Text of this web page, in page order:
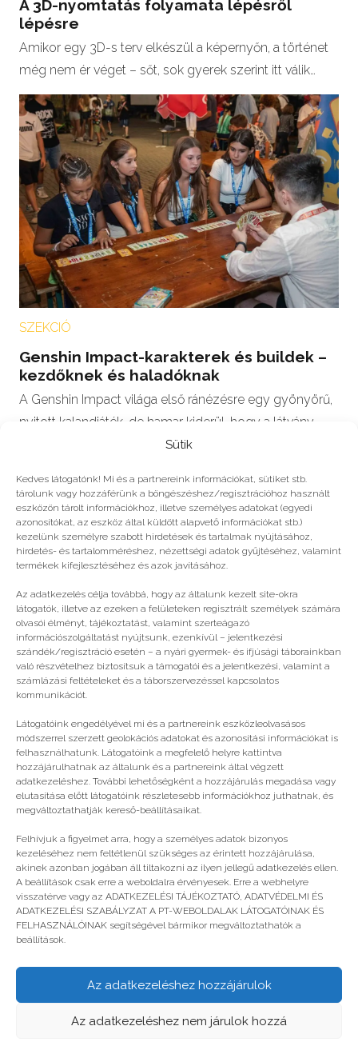
Sütik
Kedves látogatónk! Mi és a partnereink információkat, sütiket stb.
tárolunk vagy hozzáférünk a böngészéshez/regisztrációhoz használt
eszközön tárolt információkhoz, illetve személyes adatokat (egyedi
azonosítókat, az eszköz által küldött alapvető információkat stb.)
kezelünk személyre szabott hirdetések és tartalmak nyújtásához,
hirdetés- és tartalomméréshez, nézettségi adatok gyűjtéséhez, valamint
termékek kifejlesztéséhez és azok javításához.
Az adatkezelés célja továbbá, hogy az általunk kezelt site-okra
látogatók, illetve az ezeken a felületeken regisztrált személyek számára
olvasói élményt, tájékoztatást, valamint szerteágazó
információszolgáltatást nyújtsunk, ezenkívül – jelentkezési
szándék/regisztráció esetén – a nyári gyermek- és ifjúsági táborainkban
való részvételhez biztosítsuk a támogatói és a jelentkezési, valamint a
számlázási feltételeket és a táborszervezéssel kapcsolatos
kommunikációt.
Látogatóink engedélyével mi és a partnereink eszközleolvasásos
módszerrel szerzett geolokációs adatokat és azonosítási információkat is
felhasználhatunk. Látogatóink a megfelelő helyre kattintva
hozzájárulhatnak az általunk és a partnereink által végzett
adatkezeléshez. További lehetőségként a hozzájárulás megadása vagy
elutasítása előtt látogatóink részletesebb információkhoz juthatnak, és
megváltoztathatják kereső-beállításaikat.
Felhívjuk a figyelmet arra, hogy a személyes adatok bizonyos
kezeléséhez nem feltétlenül szükséges az érintett hozzájárulása,
akinek azonban jogában áll tiltakozni az ilyen jellegű adatkezelés ellen.
A beállítások csak erre a weboldalra érvényesek. Erre a webhelyre
visszatérve vagy az ADATKEZELÉSI TÁJÉKOZTATÓ, ADATVÉDELMI ÉS
ADATKEZELÉSI SZABÁLYZAT A PT-WEBOLDALAK LÁTOGATÓINAK ÉS
FELHASZNÁLÓINAK segítségével bármikor megváltoztathatók a
beállítások.
Az adatkezeléshez hozzájárulok
Az adatkezeléshez nem járulok hozzá
A 3D-nyomtatás folyamata lépésről
lépésre
Amikor egy 3D-s terv elkészül a képernyőn, a történet
még nem ér véget – sőt, sok gyerek szerint itt válik…
SZEKCIÓ
Genshin Impact-karakterek és buildek –
kezdőknek és haladóknak
A Genshin Impact világa első ránézésre egy gyönyörű,
nyitott kalandjáték, de hamar kiderül, hogy a látvány
mögött egy összetett rendszer…
#2022
Még több
Gazdasági tábor indul középiskolásoknak
© legjobbtabor.hu